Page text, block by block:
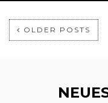
OLDER POSTS